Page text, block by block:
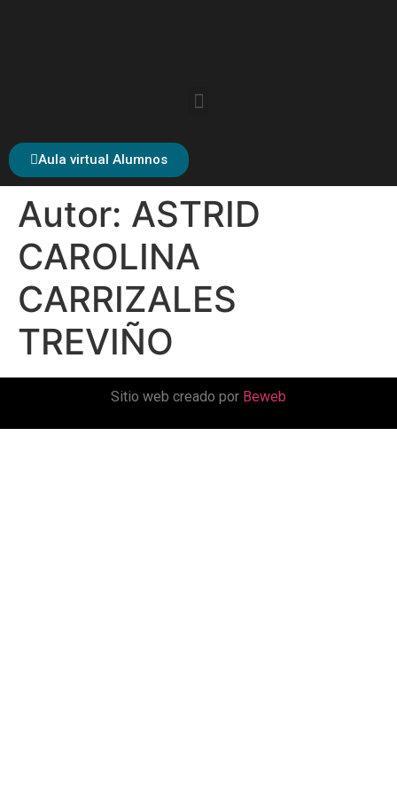
Aula virtual Alumnos
Autor: ASTRID
CAROLINA
CARRIZALES
TREVIÑO
Sitio web creado por Beweb